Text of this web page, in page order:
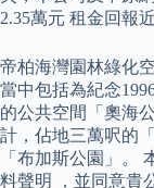
2.35萬元 租金回報
帝柏海灣園林綠化
當中包括為紀念
的公共空間「奧海
計，佔地三萬呎的
「布加斯公園」。
料聲明 ，並同意貴